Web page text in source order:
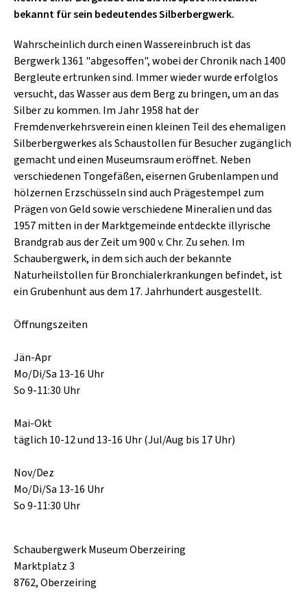
CAFÉ WOLF
POSTGARAGE
KUNSTGARTEN
KRISTALLWERK
GOLD & PECH THEATER
SINGER-SONGWRITER
VOLKSMUSIK
bekannt für sein bedeutendes Silberbergwerk.
Wahrscheinlich durch einen Wassereinbruch ist das
Bergwerk 1361 "abgesoffen", wobei der Chronik nach 1400
Bergleute ertrunken sind. Immer wieder wurde erfolglos
versucht, das Wasser aus dem Berg zu bringen, um an das
Silber zu kommen. Im Jahr 1958 hat der
Fremdenverkehrsverein einen kleinen Teil des ehemaligen
Silberbergwerkes als Schaustollen für Besucher zugänglich
gemacht und einen Museumsraum eröffnet. Neben
verschiedenen Tongefäßen, eisernen Grubenlampen und
hölzernen Erzschüsseln sind auch Prägestempel zum
Prägen von Geld sowie verschiedene Mineralien und das
1957 mitten in der Marktgemeinde entdeckte illyrische
Brandgrab aus der Zeit um 900 v. Chr. Zu sehen. Im
Schaubergwerk, in dem sich auch der bekannte
Naturheilstollen für Bronchialerkrankungen befindet, ist
ein Grubenhunt aus dem 17. Jahrhundert ausgestellt.
Öffnungszeiten
Jän-Apr
Mo/Di/Sa 13-16 Uhr
So 9-11:30 Uhr
Mai-Okt
täglich 10-12 und 13-16 Uhr (Jul/Aug bis 17 Uhr)
Nov/Dez
Mo/Di/Sa 13-16 Uhr
So 9-11:30 Uhr
Schaubergwerk Museum Oberzeiring
Marktplatz 3
8762, Oberzeiring